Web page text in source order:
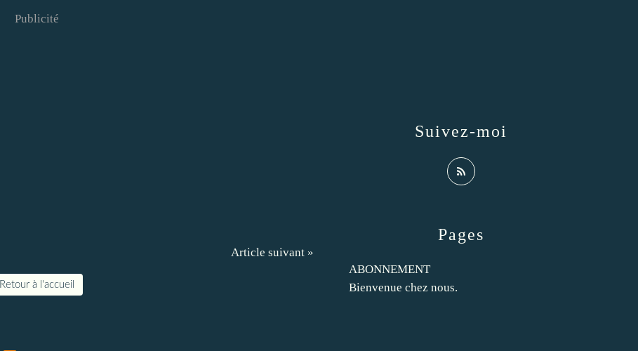
Publicité
Article suivant »
Retour à l'accueil
Pages
ABONNEMENT
Bienvenue chez nous.
Suivez-moi